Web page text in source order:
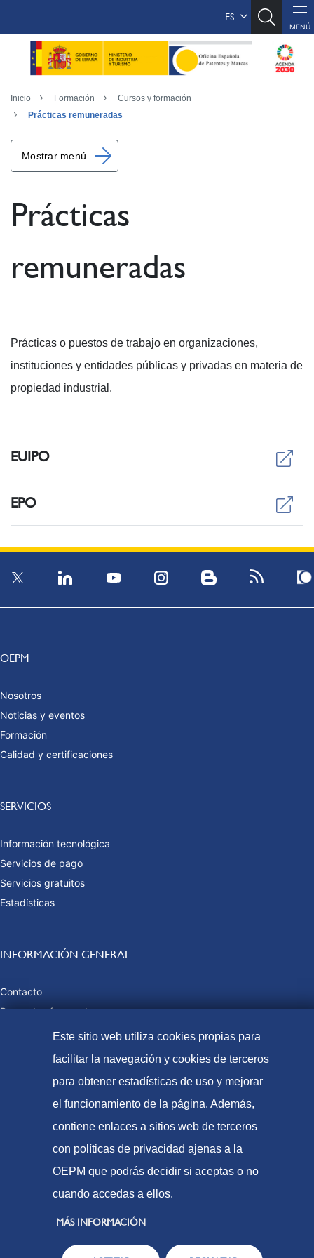
ES
Inicio Formación
Cursos y formación
Prácticas remuneradas
Mostrar menú
Prácticas
remuneradas
Prácticas o puestos de trabajo en organizaciones,
instituciones y entidades públicas y privadas en materia de
propiedad industrial.
EUIPO
EPO
OEPM
Nosotros
Noticias y eventos
Formación
Calidad y certificaciones
SERVICIOS
Información tecnológica
Servicios de pago
Servicios gratuitos
Estadísticas
INFORMACIÓN GENERAL
Contacto
Preguntas frecuentes
Tasas y precios públicos
© Oficina Española de Patentes y Marcas, 2023
Accesibilidad
Aviso Legal
Política de Cookies
Protección de datos
Este sitio web utiliza cookies propias para
facilitar la navegación y cookies de terceros
para obtener estadísticas de uso y mejorar
el funcionamiento de la página. Además,
contiene enlaces a sitios web de terceros
con políticas de privacidad ajenas a la
OEPM que podrás decidir si aceptas o no
cuando accedas a ellos.
MÁS INFORMACIÓN